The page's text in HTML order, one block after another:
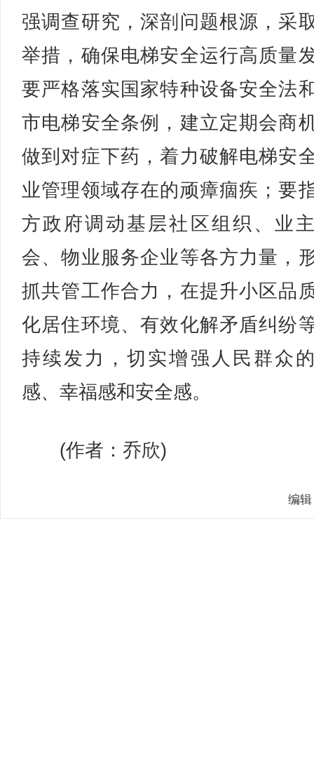
强调查研究，深剖问题根源，采
举措，确保电梯安全运行高质量
要严格落实国家特种设备安全法
市电梯安全条例，建立定期会商
做到对症下药，着力破解电梯安
业管理领域存在的顽瘴痼疾；要
方政府调动基层社区组织、业
会、物业服务企业等各方力量，
抓共管工作合力，在提升小区品
化居住环境、有效化解矛盾纠纷
持续发力，切实增强人民群众
感、幸福感和安全感。
(作者：乔欣)
编